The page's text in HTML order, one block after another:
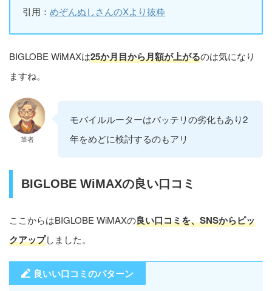
引用： めぞんぬしさんのXより抜粋
BIGLOBE WiMAXは25か月目から月額が上がるのは気になり
ますね。
筆者
モバイルルーターはバッテリの劣化もあり2
年をめどに検討するのもアリ
BIGLOBE WiMAXの良い口コミ
ここからはBIGLOBE WiMAXの良い口コミを、SNSからピッ
クアップしました。
良いい口コミのパターン